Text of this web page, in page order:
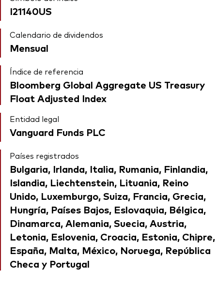
I21140US
Calendario de dividendos
Mensual
Índice de referencia
Bloomberg Global Aggregate US Treasury
Float Adjusted Index
Entidad legal
Vanguard Funds PLC
Países registrados
Bulgaria, Irlanda, Italia, Rumania, Finlandia,
Islandia, Liechtenstein, Lituania, Reino
Unido, Luxemburgo, Suiza, Francia, Grecia,
Hungría, Países Bajos, Eslovaquia, Bélgica,
Dinamarca, Alemania, Suecia, Austria,
Letonia, Eslovenia, Croacia, Estonia, Chipre,
España, Malta, México, Noruega, República
Checa y Portugal